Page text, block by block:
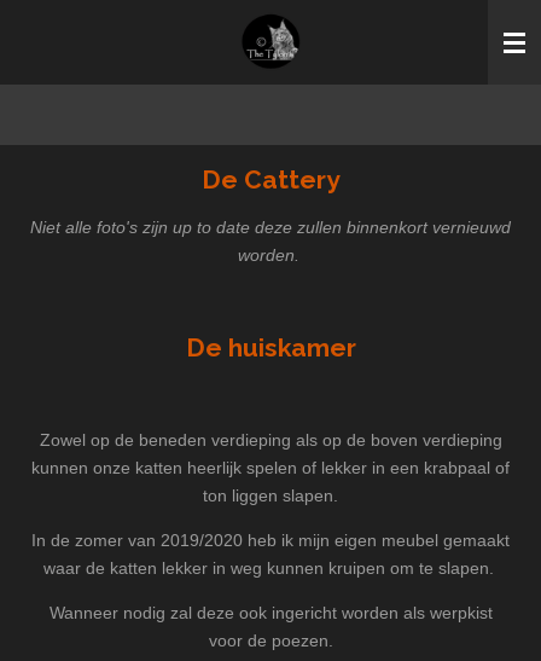
De Cattery
Niet alle foto's zijn up to date deze zullen binnenkort vernieuwd
worden.
De huiskamer
Zowel op de beneden verdieping als op de boven verdieping
kunnen onze katten heerlijk spelen of lekker in een krabpaal of
ton liggen slapen.
In de zomer van 2019/2020 heb ik mijn eigen meubel gemaakt
waar de katten lekker in weg kunnen kruipen om te slapen.
Wanneer nodig zal deze ook ingericht worden als werpkist
voor de poezen.